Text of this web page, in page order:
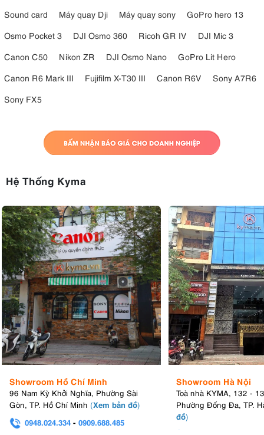
Sound card
Máy quay Dji Máy quay sony
GoPro hero 13
Osmo Pocket 3
DJI Osmo 360 Ricoh GR IV
DJI Mic 3
Canon C50
Nikon ZR DJI Osmo Nano
GoPro Lit Hero
Canon R6 Mark III
Fujifilm X-T30 III Canon R6V
Sony A7R6
Sony FX5
Hệ Thống Kyma
Showroom Hồ Chí Minh
96 Nam Kỳ Khởi Nghĩa, Phường Sài
Gòn, TP. Hồ Chí Minh (Xem bản đồ)
0948.024.334 - 0909.688.485
Showroom Hà Nội
Toà nhà KYMA, 132 -
Phường Đống Đa, TP.
đồ)